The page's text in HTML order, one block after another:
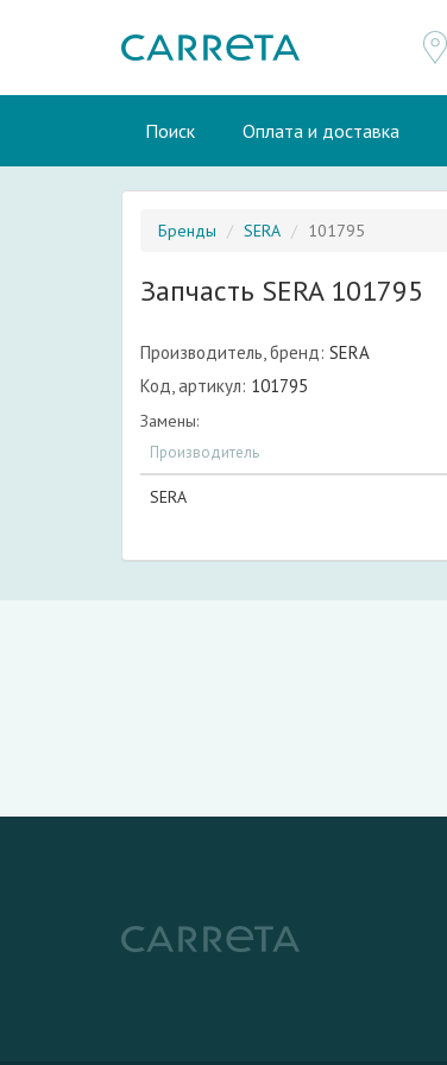
Поиск Оплата и доставка
Бренды SERA 101795
Запчасть SERA 101795
Производитель, бренд: SERA
Код, артикул: 101795
Замены:
Производитель
SERA